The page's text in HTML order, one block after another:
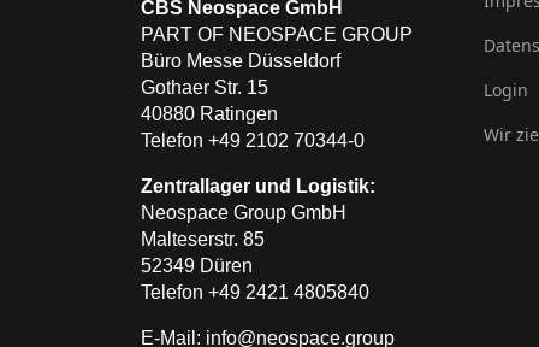
CBS Neospace GmbH
PART OF NEOSPACE GROUP
Büro Messe Düsseldorf
Gothaer Str. 15
40880 Ratingen
Telefon +49 2102 70344-0
Zentrallager und Logistik:
Neospace Group GmbH
Malteserstr. 85
52349 Düren
Telefon +49 2421 4805840
E-Mail: info@neospace.group
Login
Wir